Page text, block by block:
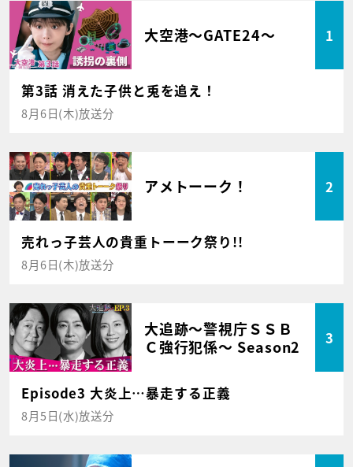
大空港～GATE24～ 1
第3話 消えた子供と兎を追え！
8月6日(木)放送分
アメトーーク！ 2
売れっ子芸人の貴重トーーク祭り!!
8月6日(木)放送分
大追跡～警視庁ＳＳＢ
Ｃ強行犯係～ Season2
3
Episode3 大炎上…暴走する正義
8月5日(水)放送分